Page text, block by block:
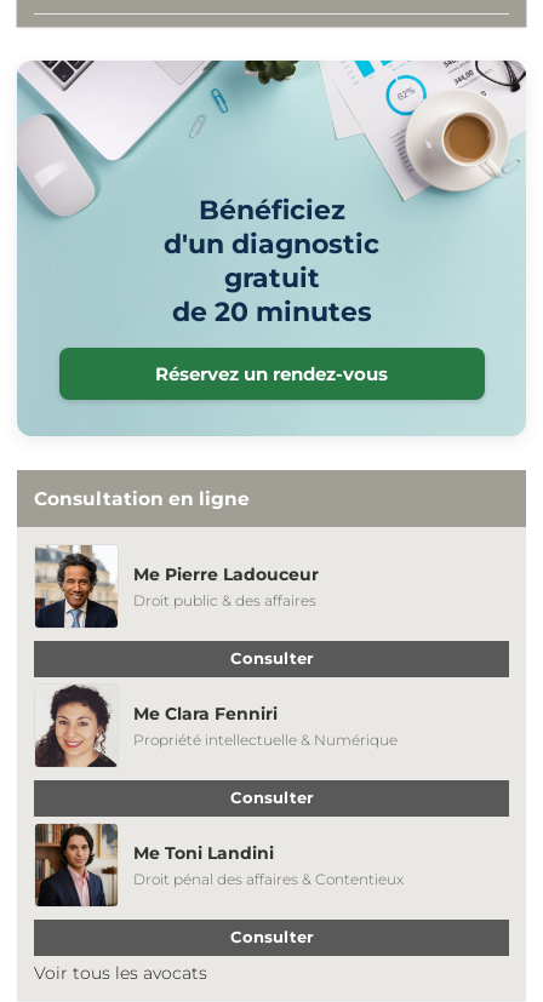
Bénéficiez
d'un diagnostic
gratuit
de 20 minutes
Réservez un rendez-vous
Consultation en ligne
Me Pierre Ladouceur
Droit public & des affaires
Consulter
Me Clara Fenniri
Propriété intellectuelle & Numérique
Consulter
Me Toni Landini
Droit pénal des affaires & Contentieux
Consulter
Voir tous les avocats